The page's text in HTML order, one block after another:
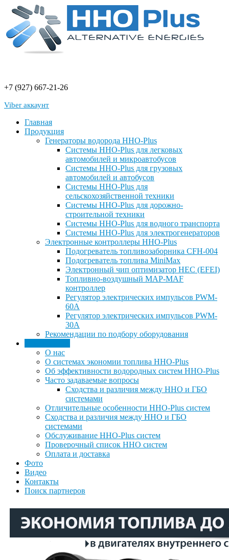
+7 (927) 667-21-26
Viber аккаунт
Главная
Продукция
Генераторы водорода HHO-Plus
Системы HHO-Plus для легковых
автомобилей и микроавтобусов
Системы HHO-Plus для грузовых
автомобилей и автобусов
Системы HHO-Plus для
сельскохозяйственной техники
Системы HHO-Plus для дорожно-
строительной техники
Системы HHO-Plus для водного транспорта
Системы HHO-Plus для электрогенераторов
Электронные контроллеры ННО-Plus
Подогреватель топливозаборника CFH-004
Подогреватель топлива MiniMax
Электронный чип оптимизатор HEC (EFEI)
Топливно-воздушный MAP-MAF
контроллер
Регулятор электрических импульсов PWM-
60A
Регулятор электрических импульсов PWM-
30A
Рекомендации по подбору оборудования
О нас
О системах экономии топлива HHO-Plus
Об эффективности водородных систем HHO-Plus
Часто задаваемые вопросы
Сходства и различия между ННО и ГБО
системами
Отличительные особенности HHO-Plus систем
Сходства и различия между ННО и ГБО
системами
Обслуживание ННО-Plus систем
Проверочный список ННО систем
Оплата и доставка
Фото
Видео
Контакты
Поиск партнеров